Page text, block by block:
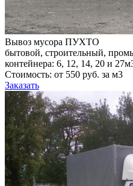
Вывоз мусора ПУХТО
бытовой, строительный,
контейнера: 6, 12, 14, 20 и
Стоимость: от 550 руб. за м3
Заказать